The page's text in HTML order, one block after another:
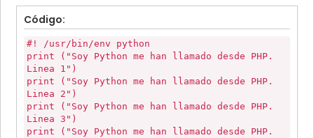
Código:
#! /usr/bin/env python
print ("Soy Python me han llamado desde PHP.
Linea 1")
print ("Soy Python me han llamado desde PHP.
Linea 2")
print ("Soy Python me han llamado desde PHP.
Linea 3")
print ("Soy Python me han llamado desde PHP.